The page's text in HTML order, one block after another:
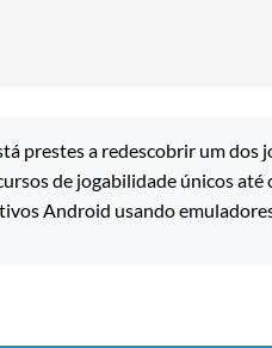
prestes a redescobrir um dos
de jogabilidade únicos até
Android usando